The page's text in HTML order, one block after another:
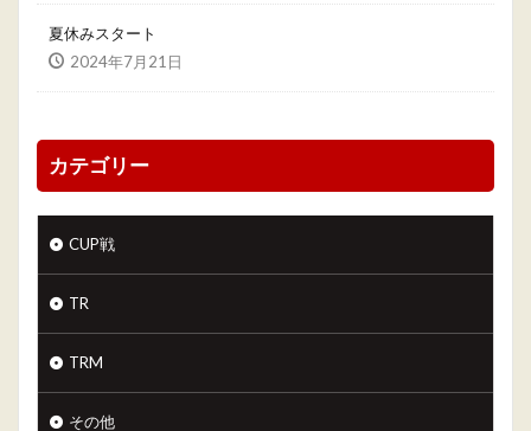
夏休みスタート
2024年7月21日
カテゴリー
CUP戦
TR
TRM
その他